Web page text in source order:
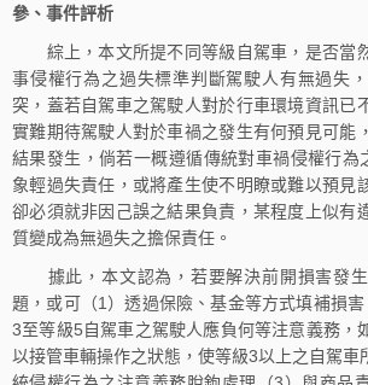
參、事件評析
綜上，本文所提不同等級自駕車，是否當
事侵權行為之過失標準判斷駕駛人有無過失
突，蓋若自駕車之駕駛人對於行車環境資訊已
實難期待駕駛人對於車禍之發生有何預見可能
結果發生，倘若一概遵循傳統對車禍侵權行
象輕過失責任，或將產生使不明瞭或難以預見
卻必須就非因己誤之結果負責，某程度上似有
質變成為無過失之擔保責任。
據此，本文認為，若要解決前開損害發生
題，或可（1）透過保險、基金等方式填補損
3至等級5自駕車之駕駛人應負何等注意義務，
以接管車輛操作之狀態，使等級3以上之自駕車